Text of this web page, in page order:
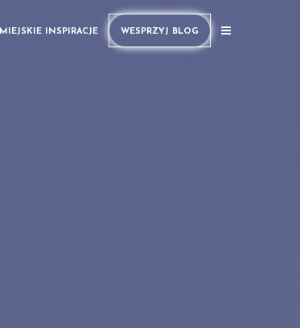
MIEJSKIE INSPIRACJE WESPRZYJ BLOG